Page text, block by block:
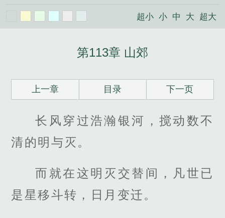
超小 小 中 大 超大
第113章 山郊
上一章 目录 下一页
长风穿过浩瀚银河，搅动数不
清的明与灭。
而就在这明灭交替间，凡世已
是星移斗转，日月变迁。